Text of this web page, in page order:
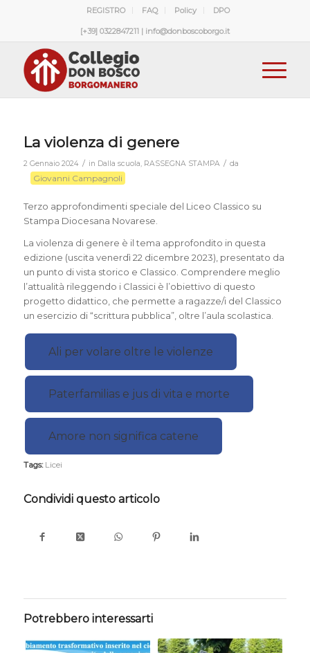
REGISTRO FAQ Policy DPO
[+39] 0322847211 | info@donboscoborgo.it
La violenza di genere
2 Gennaio 2024 / in Dalla scuola, RASSEGNA STAMPA / da
Giovanni Campagnoli
Terzo approfondimenti speciale del Liceo Classico su
Stampa Diocesana Novarese.
La violenza di genere è il tema approfondito in questa
edizione (uscita venerdì 22 dicembre 2023), presentato da
un punto di vista storico e Classico. Comprendere meglio
l’attualità rileggendo i Classici è l’obiettivo di questo
progetto didattico, che permette a ragazze/i del Classico
un esercizio di “scrittura pubblica”, oltre l’aula scolastica.
Ali per volare oltre le violenze
Paterfamilias e jus di vita e morte
Amore non significa catene
Tags: Licei
Condividi questo articolo
Potrebbero interessarti